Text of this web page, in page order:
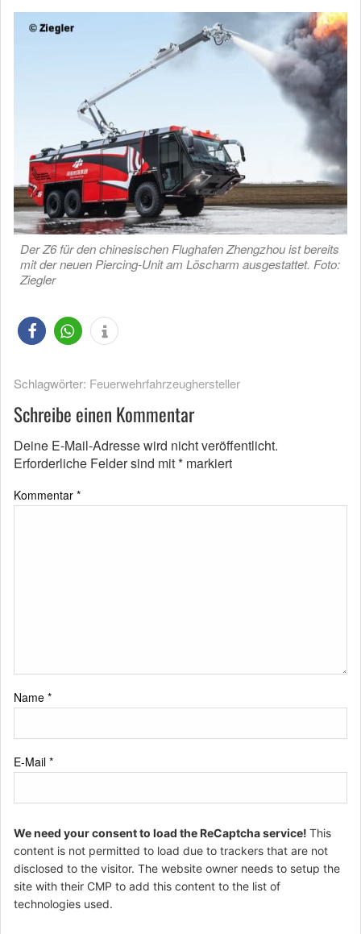
Der Z6 für den chinesischen Flughafen Zhengzhou ist bereits
mit der neuen Piercing-Unit am Löscharm ausgestattet. Foto:
Ziegler
Schlagwörter: Feuerwehrfahrzeughersteller
Schreibe einen Kommentar
Deine E-Mail-Adresse wird nicht veröffentlicht.
Erforderliche Felder sind mit* markiert
Kommentar *
Name *
E-Mail *
We need your consent to load the ReCaptcha service! This
content is not permitted to load due to trackers that are not
disclosed to the visitor. The website owner needs to setup the
site with their CMP to add this content to the list of
technologies used.